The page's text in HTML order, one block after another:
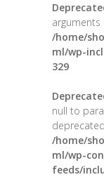
/home/
ml/wp-
329
null to
/home/
ml/wp-
feeds/